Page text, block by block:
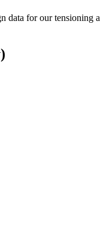
data for our